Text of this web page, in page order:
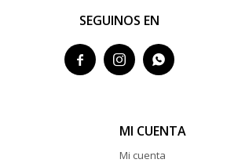
SEGUINOS EN
  
MI CUENTA
Mi cuenta